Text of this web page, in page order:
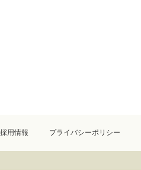
採用情報 プライバシーポリシー